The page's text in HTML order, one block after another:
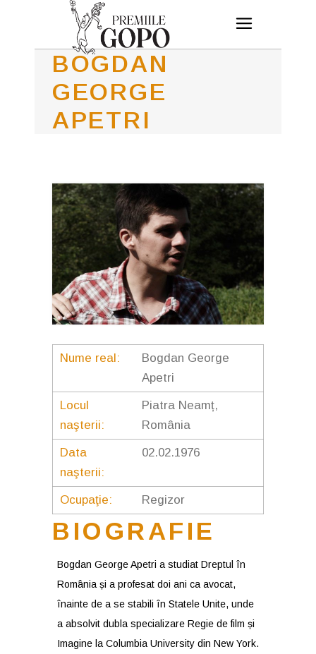
BOGDAN
GEORGE
APETRI
Nume real:
Bogdan George
Apetri
Locul
naşterii:
Piatra Neamț,
România
Data
naşterii:
02.02.1976
Ocupaţie: Regizor
BIOGRAFIE
Bogdan George Apetri a studiat Dreptul în
România și a profesat doi ani ca avocat,
înainte de a se stabili în Statele Unite, unde
a absolvit dubla specializare Regie de film și
Imagine la Columbia University din New York.